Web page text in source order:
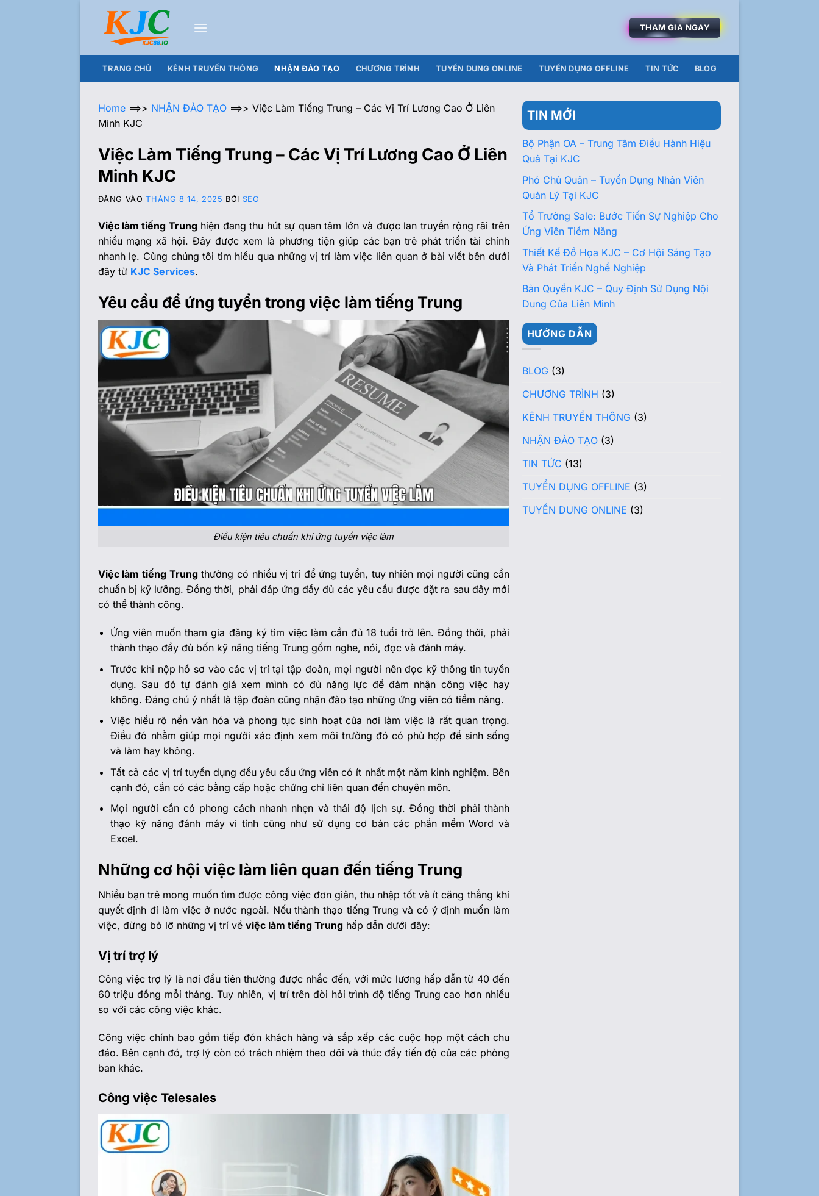
THAM GIA NGAY
TRANG CHỦ KÊNH TRUYỀN THÔNG NHẬN ĐÀO TẠO CHƯƠNG TRÌNH TUYỂN DUNG ONLINE TUYỂN DỤNG OFFLINE TIN TỨC BLOG
Home==>> NHẬN ĐÀO TẠO==>> Việc Làm Tiếng Trung – Các Vị Trí Lương Cao Ở Liên
Minh KJC
Việc Làm Tiếng Trung – Các Vị Trí Lương Cao Ở Liên
Minh KJC
ĐĂNG VÀOTHÁNG 8 14, 2025 BỞI SEO
Việc làm tiếng Trunghiện đang thu hút sự quan tâm lớn và được lan truyền rộng rãi trên
nhiều mạng xã hội. Đây được xem là phương tiện giúp các bạn trẻ phát triển tài chính
nhanh lẹ. Cùng chúng tôi tìm hiểu qua những vị trí làm việc liên quan ở bài viết bên dưới
đây từ KJC Services.
Yêu cầu để ứng tuyển trong việc làm tiếng Trung
Điều kiện tiêu chuẩn khi ứng tuyển việc làm
Việc làm tiếng Trungthường có nhiều vị trí để ứng tuyển, tuy nhiên mọi người cũng cần
chuẩn bị kỹ lưỡng. Đồng thời, phải đáp ứng đầy đủ các yêu cầu được đặt ra sau đây mới
có thể thành công.
Ứng viên muốn tham gia đăng ký tìm việc làm cần đủ 18 tuổi trở lên. Đồng thời, phải
thành thạo đầy đủ bốn kỹ năng tiếng Trung gồm nghe, nói, đọc và đánh máy.
Trước khi nộp hồ sơ vào các vị trí tại tập đoàn, mọi người nên đọc kỹ thông tin tuyển
dụng. Sau đó tự đánh giá xem mình có đủ năng lực để đảm nhận công việc hay
không. Đáng chú ý nhất là tập đoàn cũng nhận đào tạo những ứng viên có tiềm năng.
Việc hiểu rõ nền văn hóa và phong tục sinh hoạt của nơi làm việc là rất quan trọng.
Điều đó nhằm giúp mọi người xác định xem môi trường đó có phù hợp để sinh sống
và làm hay không.
Tất cả các vị trí tuyển dụng đều yêu cầu ứng viên có ít nhất một năm kinh nghiệm. Bên
cạnh đó, cần có các bằng cấp hoặc chứng chỉ liên quan đến chuyên môn.
Mọi người cần có phong cách nhanh nhẹn và thái độ lịch sự. Đồng thời phải thành
thạo kỹ năng đánh máy vi tính cũng như sử dụng cơ bản các phần mềm Word và
Excel.
Những cơ hội việc làm liên quan đến tiếng Trung
Nhiều bạn trẻ mong muốn tìm được công việc đơn giản, thu nhập tốt và ít căng thẳng khi
quyết định đi làm việc ở nước ngoài. Nếu thành thạo tiếng Trung và có ý định muốn làm
việc, đừng bỏ lỡ những vị trí về việc làm tiếng Trunghấp dẫn dưới đây:
Vị trí trợ lý
Công việc trợ lý là nơi đầu tiên thường được nhắc đến, với mức lương hấp dẫn từ 40 đến
60 triệu đồng mỗi tháng. Tuy nhiên, vị trí trên đòi hỏi trình độ tiếng Trung cao hơn nhiều
so với các công việc khác.
Công việc chính bao gồm tiếp đón khách hàng và sắp xếp các cuộc họp một cách chu
đáo. Bên cạnh đó, trợ lý còn có trách nhiệm theo dõi và thúc đẩy tiến độ của các phòng
ban khác.
Công việc Telesales
TIN MỚI
Bộ Phận OA – Trung Tâm Điều Hành Hiệu
Quả Tại KJC
Phó Chủ Quản – Tuyển Dụng Nhân Viên
Quản Lý Tại KJC
Tổ Trưởng Sale: Bước Tiến Sự Nghiệp Cho
Ứng Viên Tiềm Năng
Thiết Kế Đồ Họa KJC – Cơ Hội Sáng Tạo
Và Phát Triển Nghề Nghiệp
Bản Quyền KJC – Quy Định Sử Dụng Nội
Dung Của Liên Minh
HƯỚNG DẪN
BLOG (3)
CHƯƠNG TRÌNH (3)
KÊNH TRUYỀN THÔNG (3)
NHẬN ĐÀO TẠO(3)
TIN TỨC (13)
TUYỂN DỤNG OFFLINE (3)
TUYỂN DUNG ONLINE (3)